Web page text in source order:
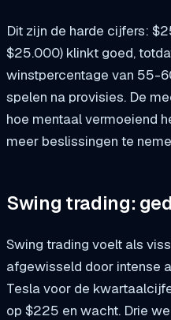
Dit zijn de harde cijfers:
$25.000) klinkt goed,
winstpercentage van 55-
spelen na provisies. De
hoe mentaal vermoeiend
meer beslissingen te
Swing trading:
Swing trading voelt als
afgewisseld door intense
Tesla voor de
op $225 en wacht. Drie